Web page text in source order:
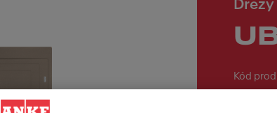
Drezy
Kód